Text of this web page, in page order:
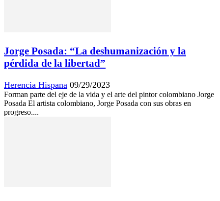
Jorge Posada: “La deshumanización y la
pérdida de la libertad”
Herencia Hispana 09/29/2023
Forman parte del eje de la vida y el arte del pintor colombiano Jorge
Posada El artista colombiano, Jorge Posada con sus obras en
progreso....